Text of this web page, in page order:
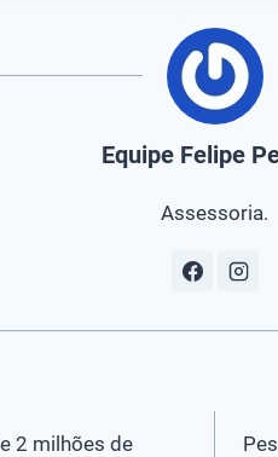
Equipe Felipe
Assessoria.
2 milhões de